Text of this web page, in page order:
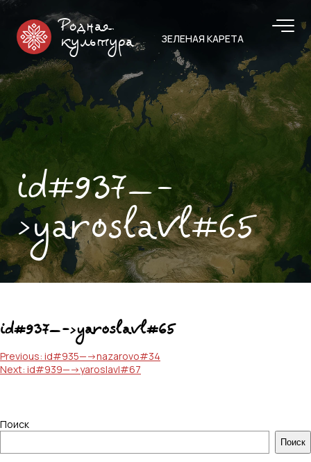
Родная
культура
ЗЕЛЕНАЯ КАРЕТА
id#937—-
>yaroslavl#65
id#937—->yaroslavl#65
Навигация
по
Previous: id#935—->nazarovo#34
Next: id#939—->yaroslavl#67
Поиск
Поиск